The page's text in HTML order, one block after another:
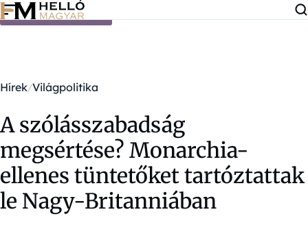
Ugrás a tartalomra
Hírek Világpolitika
A szólásszabadság
megsértése? Monarchia-
ellenes tüntetőket tartóztattak
le Nagy-Britanniában